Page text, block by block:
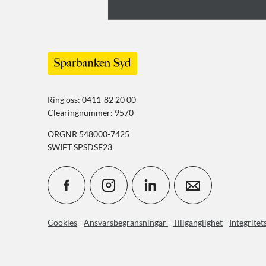
Ring oss: 0411-82 20 00
Clearingnummer: 9570
ORGNR 548000-7425
SWIFT SPSDSE23
Cookies-Ansvarsbegränsningar-Tillgänglighet-